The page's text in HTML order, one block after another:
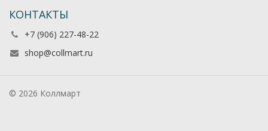
КОНТАКТЫ
+7 (906) 227-48-22
shop@collmart.ru
© 2026 Коллмарт